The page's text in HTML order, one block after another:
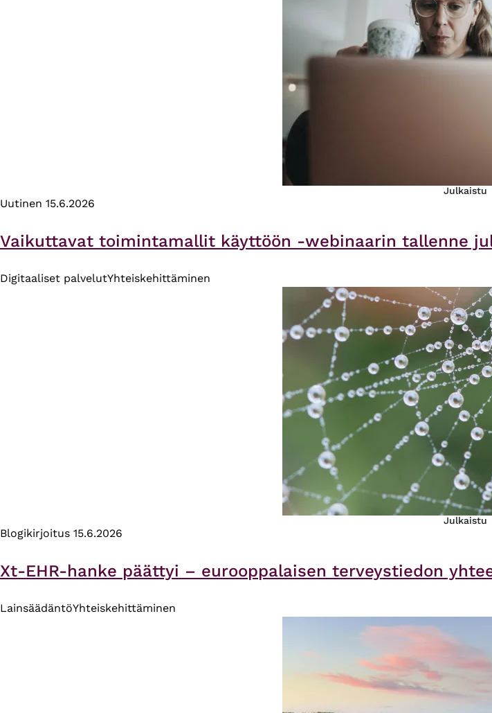
Julkaistu
Uutinen 15.6.2026
Vaikuttavat toimintamallit käyttöön -webinaarin tallenne
Digitaaliset palvelutYhteiskehittäminen
Julkaistu
Blogikirjoitus 15.6.2026
Xt-EHR-hanke päättyi – eurooppalaisen terveystiedon
LainsäädäntöYhteiskehittäminen